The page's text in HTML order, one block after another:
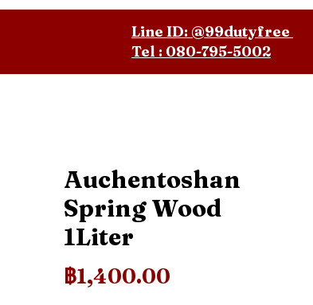
Line ID: @99dutyfree
Tel : 080-795-5002
Auchentoshan
Spring Wood
1Liter
฿1,400.00